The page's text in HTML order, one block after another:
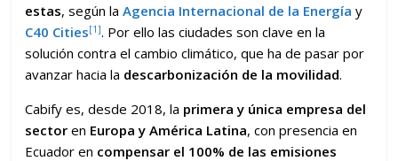
estas, según laAgencia Internacional de la Energía y
C40 Cities[1]. Por ello las ciudades son clave en la
solución contra el cambio climático, que ha de pasar por
avanzar hacia la descarbonización de la movilidad.
Cabify es, desde 2018, la primera y única empresa del
sector en Europa y América Latina, con presencia en
Ecuador en compensar el 100% de las emisiones